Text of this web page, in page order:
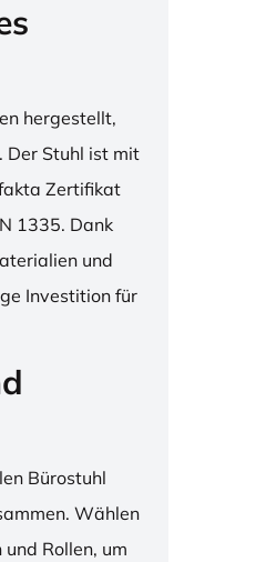
hergestellt,
Der Stuhl ist mit
Zertifikat
1335. Dank
und
Investition für
Bürostuhl
Wählen
Rollen, um